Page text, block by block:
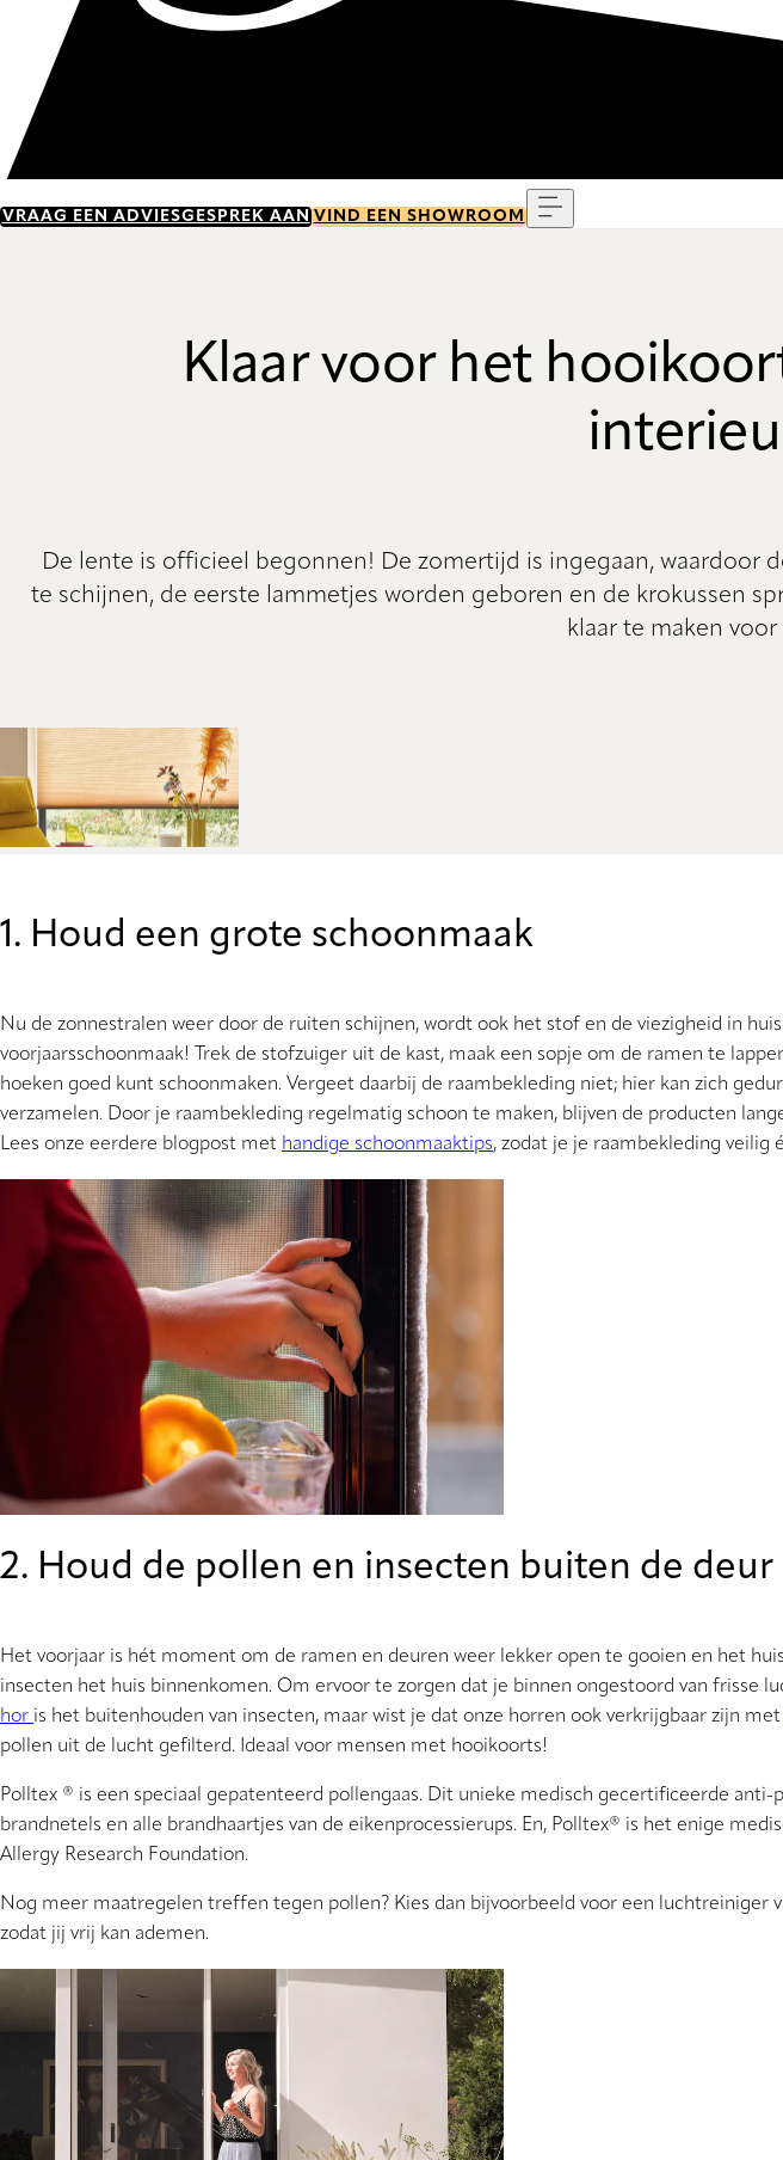
VRAAG EEN ADVIESGESPREK AAN VIND EEN SHOWROOM
Klaar voor het
De lente is officieel begonnen! De zomertijd is ingegaan, waardoor
te schijnen, de eerste lammetjes worden geboren en de krokussen
klaar te maken voor
1. Houd een grote schoonmaak
Nu de zonnestralen weer door de ruiten schijnen, wordt ook het stof en de viezigheid in
voorjaarsschoonmaak! Trek de stofzuiger uit de kast, maak een sopje om de ramen te
hoeken goed kunt schoonmaken. Vergeet daarbij de raambekleding niet; hier kan zich
verzamelen. Door je raambekleding regelmatig schoon te maken, blijven de producten
Lees onze eerdere blogpost met handige schoonmaaktips, zodat je je raambekleding veilig
2. Houd de pollen en insecten buiten de deur
Het voorjaar is hét moment om de ramen en deuren weer lekker open te gooien en het
insecten het huis binnenkomen. Om ervoor te zorgen dat je binnen ongestoord van frisse
hor is het buitenhouden van insecten, maar wist je dat onze horren ook verkrijgbaar zijn met
pollen uit de lucht gefilterd. Ideaal voor mensen met hooikoorts!
Polltex ® is een speciaal gepatenteerd pollengaas. Dit unieke medisch gecertificeerde
brandnetels en alle brandhaartjes van de eikenprocessierups. En, Polltex® is het enige
Allergy Research Foundation.
Nog meer maatregelen treffen tegen pollen? Kies dan bijvoorbeeld voor een luchtreiniger
zodat jij vrij kan ademen.